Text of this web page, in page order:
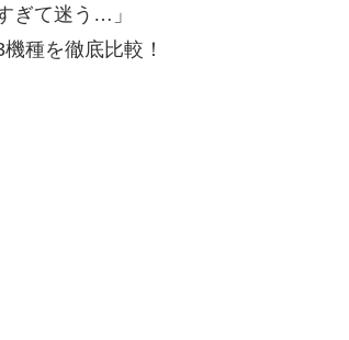
ぎて迷う…」
種を徹底比較！